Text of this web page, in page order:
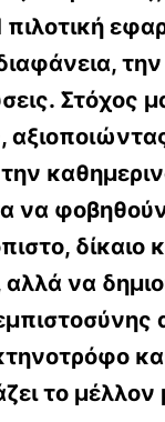
Στόχος
την
να
να
το